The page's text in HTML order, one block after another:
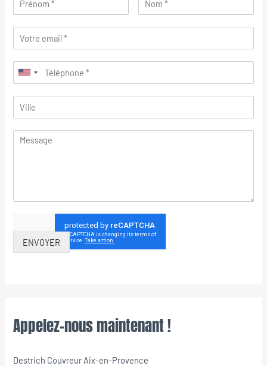
ENVOYER
Appelez-nous maintenant !
Destrich Couvreur Aix-en-Provence